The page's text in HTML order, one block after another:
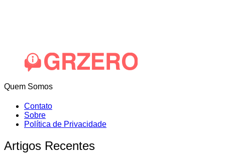
Quem Somos
Contato
Sobre
Política de Privacidade
Artigos Recentes